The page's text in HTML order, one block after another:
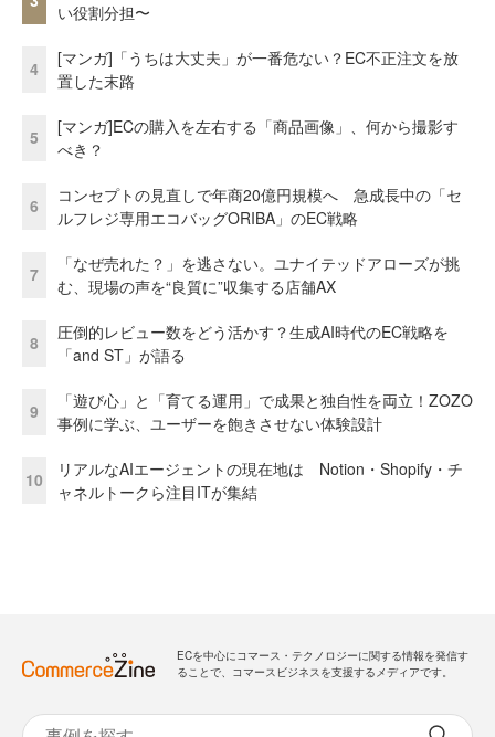
い役割分担〜
4
[マンガ]「うちは大丈夫」が一番危ない？EC不正注文を放
置した末路
5
[マンガ]ECの購入を左右する「商品画像」、何から撮影す
べき？
6
コンセプトの見直しで年商20億円規模へ 急成長中の「セ
ルフレジ専用エコバッグORIBA」のEC戦略
7
「なぜ売れた？」を逃さない。ユナイテッドアローズが挑
む、現場の声を“良質に”収集する店舗AX
8
圧倒的レビュー数をどう活かす？生成AI時代のEC戦略を
「and ST」が語る
9
「遊び心」と「育てる運用」で成果と独自性を両立！ZOZO
事例に学ぶ、ユーザーを飽きさせない体験設計
10
リアルなAIエージェントの現在地は Notion・Shopify・チ
ャネルトークら注目ITが集結
ECを中心にコマース・テクノロジーに関する情報を発信す
ることで、コマースビジネスを支援するメディアです。